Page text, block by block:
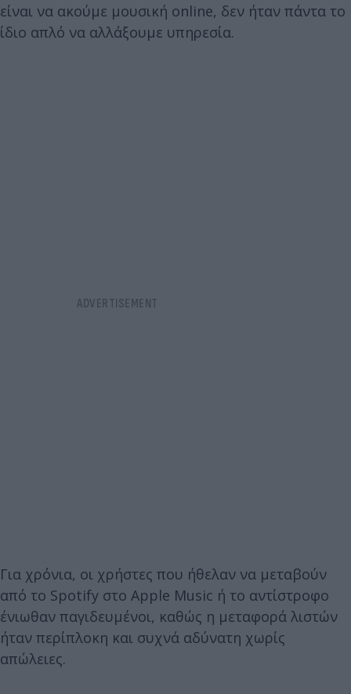
είναι να ακούμε μουσική online, δεν ήταν πάντα το
ίδιο απλό να αλλάξουμε υπηρεσία.
Για χρόνια, οι χρήστες που ήθελαν να μεταβούν
από το Spotify στο Apple Music ή το αντίστροφο
ένιωθαν παγιδευμένοι, καθώς η μεταφορά λιστών
ήταν περίπλοκη και συχνά αδύνατη χωρίς
απώλειες.